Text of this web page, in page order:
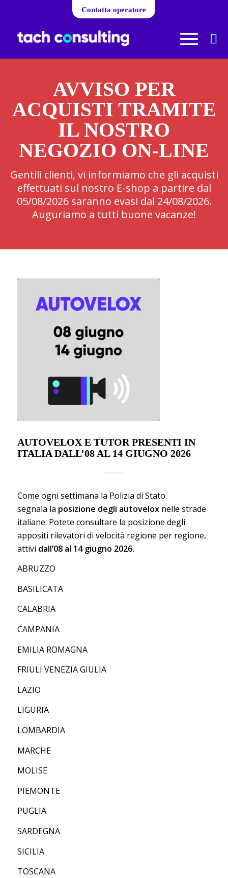
Contatta operatore
AVVISO PER
ACQUISTI TRAMITE
IL NOSTRO
NEGOZIO ON-LINE
Gentili clienti, vi informiamo che gli acquisti
effettuati sul nostro E-shop a partire dal
05/08/2026 saranno evasi dal 24/08/2026.
Auguriamo a tutti buone vacanze!
AUTOVELOX E TUTOR PRESENTI IN
ITALIA DALL’08 AL 14 GIUGNO 2026
Come ogni settimana la Polizia di Stato
segnala la posizione degli autoveloxnelle strade
italiane. Potete consultare la posizione degli
appositi rilevatori di velocità regione per regione,
attivi dall’08 al 14 giugno 2026.
ABRUZZO
BASILICATA
CALABRIA
CAMPANIA
EMILIA ROMAGNA
FRIULI VENEZIA GIULIA
LAZIO
LIGURIA
LOMBARDIA
MARCHE
MOLISE
PIEMONTE
PUGLIA
SARDEGNA
SICILIA
TOSCANA